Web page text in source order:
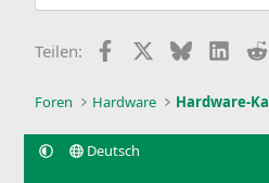
Teilen: Facebook Bluesky
Foren Hardware Hardware-
Deutsch